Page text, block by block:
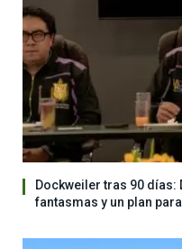
Dockweiler tras 90
fantasmas y un plan